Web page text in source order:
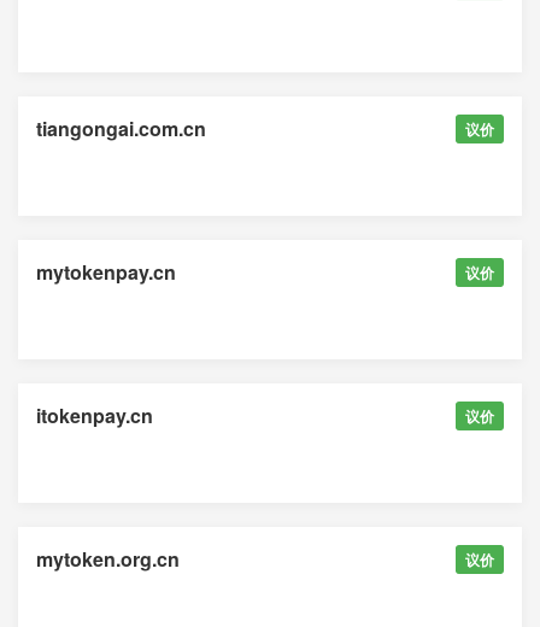
tiangongai.com.cn 议价
mytokenpay.cn 议价
itokenpay.cn 议价
mytoken.org.cn 议价